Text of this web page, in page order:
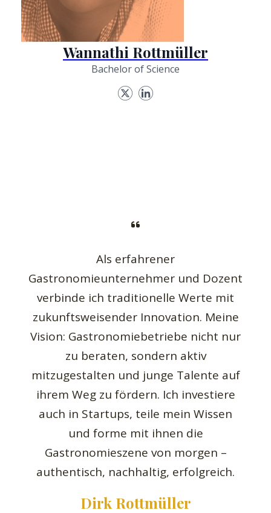
Wannathi Rottmüller
Bachelor of Science
Als erfahrener
Gastronomieunternehmer und Dozent
verbinde ich traditionelle Werte mit
zukunftsweisender Innovation. Meine
Vision: Gastronomiebetriebe nicht nur
zu beraten, sondern aktiv
mitzugestalten und junge Talente auf
ihrem Weg zu fördern. Ich investiere
auch in Startups, teile mein Wissen
und forme mit ihnen die
Gastronomieszene von morgen –
authentisch, nachhaltig, erfolgreich.
Dirk Rottmüller